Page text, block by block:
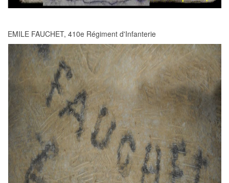
EMILE FAUCHET, 410e Régiment d'Infanterie